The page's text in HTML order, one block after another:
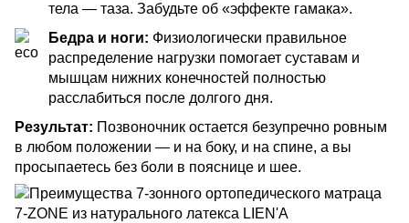
тела — таза. Забудьте об «эффекте гамака».
Бедра и ноги: Физиологически правильное
распределение нагрузки помогает суставам и
мышцам нижних конечностей полностью
расслабиться после долгого дня.
Результат: Позвоночник остается безупречно ровным
в любом положении — и на боку, и на спине, а вы
просыпаетесь без боли в пояснице и шее.